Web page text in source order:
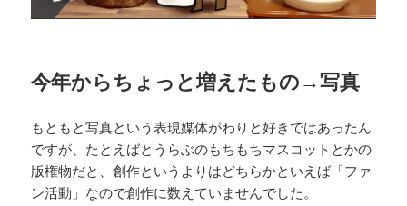
今年からちょっと増えたもの→写真
もともと写真という表現媒体がわりと好きではあったん
ですが、たとえばとうらぶのもちもちマスコットとかの
版権物だと、創作というよりはどちらかといえば「ファ
ン活動」なので創作に数えていませんでした。